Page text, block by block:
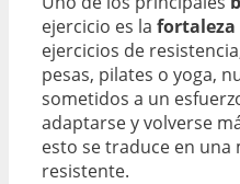
ejercicio es la
ejercicios de
pesas, pilates o yoga,
sometidos a un
adaptarse y volverse
esto se traduce en
resistente.